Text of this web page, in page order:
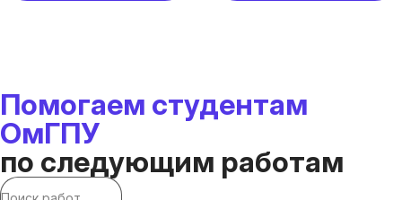
Помогаем студентам
ОмГПУ
по следующим работам